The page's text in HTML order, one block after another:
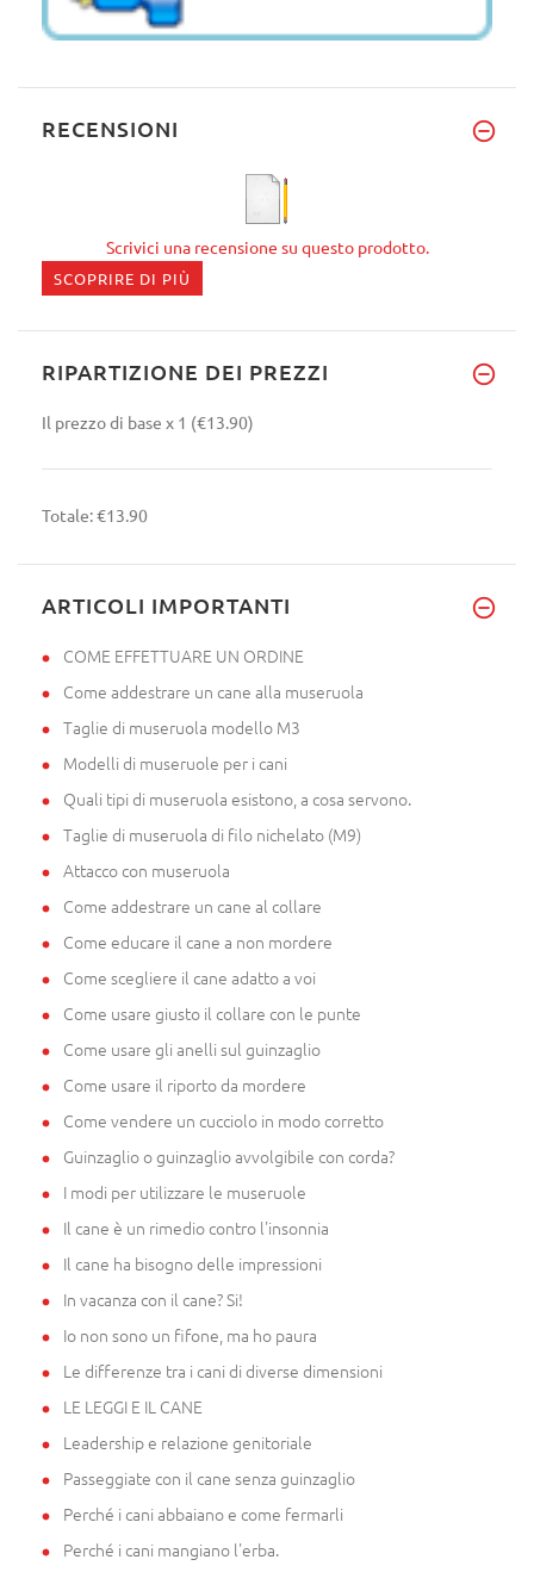
RECENSIONI
Scrivici una recensione su questo prodotto.
SCOPRIRE DI PIÙ
RIPARTIZIONE DEI PREZZI
Il prezzo di base x 1 (€13.90)
Totale:€13.90
ARTICOLI IMPORTANTI
COME EFFETTUARE UN ORDINE
Come addestrare un cane alla museruola
Taglie di museruola modello M3
Modelli di museruole per i cani
Quali tipi di museruola esistono, a cosa servono.
Taglie di museruola di filo nichelato (M9)
Attacco con museruola
Come addestrare un cane al collare
Come educare il cane a non mordere
Come scegliere il cane adatto a voi
Come usare giusto il collare con le punte
Come usare gli anelli sul guinzaglio
Come usare il riporto da mordere
Come vendere un cucciolo in modo corretto
Guinzaglio o guinzaglio avvolgibile con corda?
I modi per utilizzare le museruole
Il cane è un rimedio contro l'insonnia
Il cane ha bisogno delle impressioni
In vacanza con il cane? Si!
Io non sono un fifone, ma ho paura
Le differenze tra i cani di diverse dimensioni
LE LEGGI E IL CANE
Leadership e relazione genitoriale
Passeggiate con il cane senza guinzaglio
Perché i cani abbaiano e come fermarli
Perché i cani mangiano l'erba.